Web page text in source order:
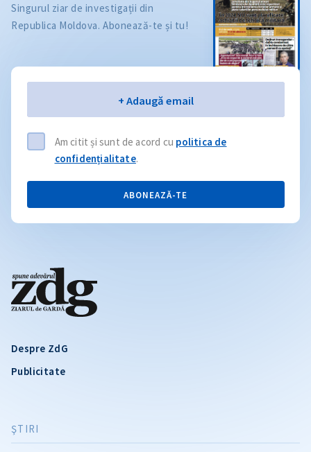
Despre ZdG
Publicitate
ŞTIRI
Singurul ziar de investigații din
Republica Moldova. Abonează-te și tu!
+ Adaugă email
Am citit și sunt de acord cu politica de
confidențialitate.
ABONEAZĂ-TE